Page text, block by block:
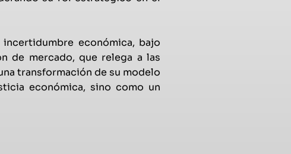
económica, bajo
de mercado, que relega a las
transformación de su modelo
económica, sino como un